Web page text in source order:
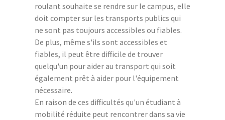
roulant souhaite se rendre sur le campus, elle
doit compter sur les transports publics qui
ne sont pas toujours accessibles ou fiables.
De plus, même s'ils sont accessibles et
fiables, il peut être difficile de trouver
quelqu'un pour aider au transport qui soit
également prêt à aider pour l'équipement
nécessaire.
En raison de ces difficultés qu'un étudiant à
mobilité réduite peut rencontrer dans sa vie